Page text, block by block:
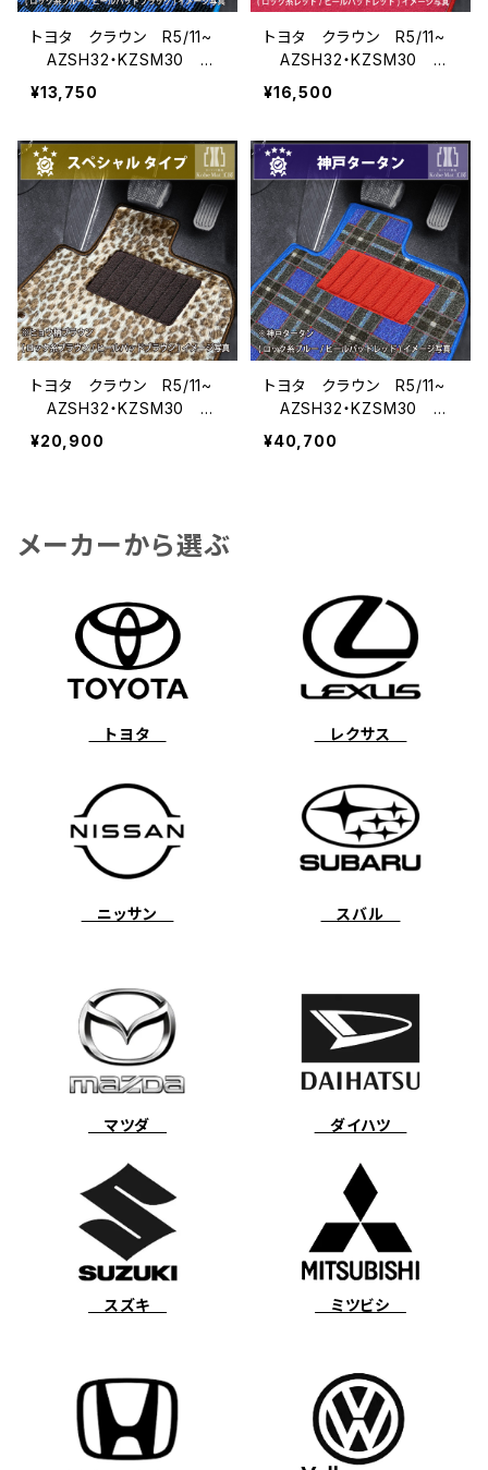
トヨタ クラウン R5/11~
AZSH32・KZSM30 フ
ロアマット一式 カーマッ
ト スタンダードタイプ
¥13,750
トヨタ クラウン R5/11~
AZSH32・KZSM30 フ
ロアマット一式 カーマッ
ト ハイグレードタイプ
¥16,500
トヨタ クラウン R5/11~
AZSH32・KZSM30 フ
ロアマット一式 カーマッ
ト スペシャルタイプ
¥20,900
トヨタ クラウン R5/11~
AZSH32・KZSM30 フ
ロアマット一式 カーマッ
ト 神戸タータン 特別受
¥40,700
メーカーから選ぶ
トヨタ レクサス
ニッサン スバル
マツダ ダイハツ
スズキ ミツビシ